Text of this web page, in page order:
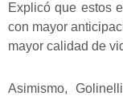
Explicó que estos
con mayor
mayor calidad de
Asimismo,